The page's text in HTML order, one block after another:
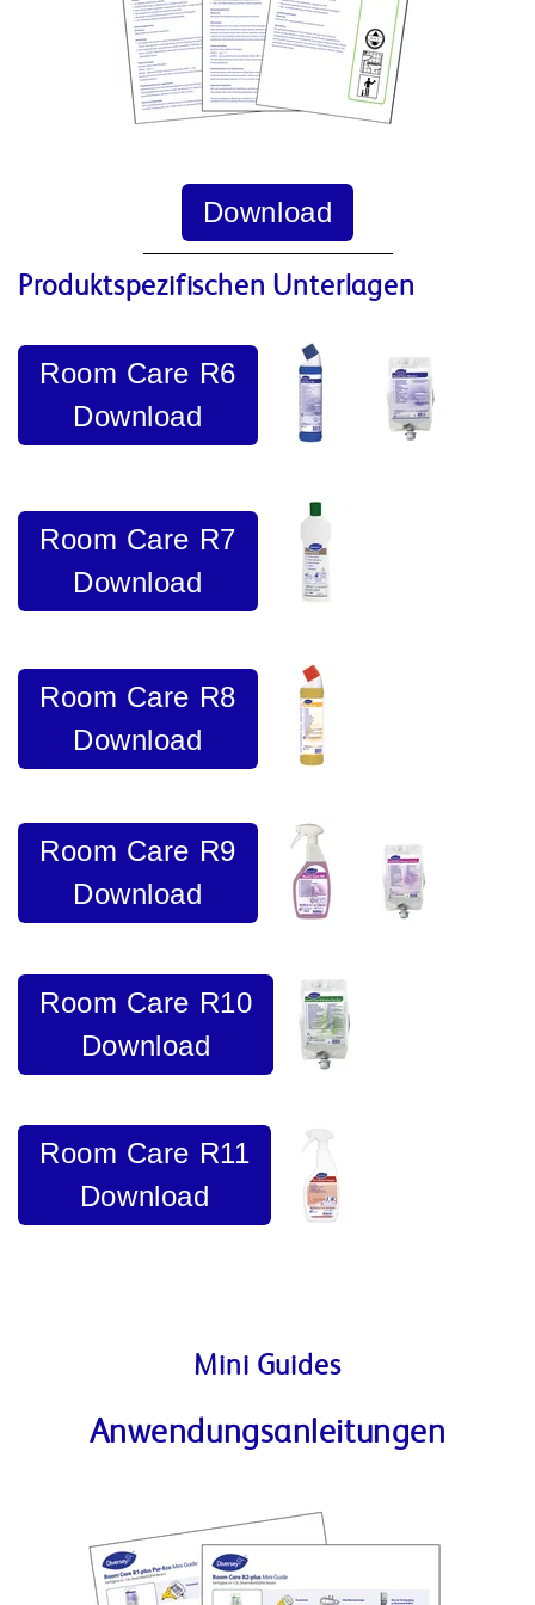
Download
Produktspezifischen Unterlagen
Room Care R6
Download
Room Care R7
Download
Room Care R8
Download
Room Care R9
Download
Room Care R10
Download
Room Care R11
Download
Mini Guides
Anwendungsanleitungen